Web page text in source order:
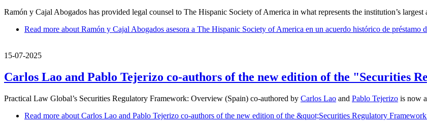
Ramón y Cajal Abogados has provided legal counsel to The Hispanic Society of America in what represents the institution’s largest
Read more about Ramón y Cajal Abogados asesora a The Hispanic Society of America en un acuerdo histórico de préstamo
15-07-2025
Carlos Lao and Pablo Tejerizo co-authors of the new edition of the "Securities
Practical Law Global’s Securities Regulatory Framework: Overview (Spain) co-authored by Carlos Lao and Pablo Tejerizo is now
Read more about Carlos Lao and Pablo Tejerizo co-authors of the new edition of the &quot;Securities Regulatory